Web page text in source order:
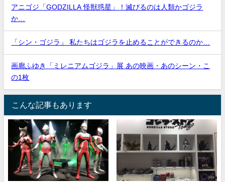
アニゴジ「GODZILLA 怪獣惑星」！滅びるのは人類かゴジラ
か…
「シン・ゴジラ」 私たちはゴジラを止めることができるのか…
画廊ふゆき「ミレニアムゴジラ」展 あの映画・あのシーン・こ
の1枚
こんな記事もあります